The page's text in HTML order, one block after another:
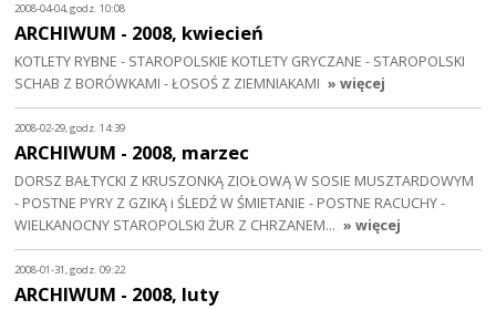
2008-04-04, godz. 10:08
ARCHIWUM - 2008, kwiecień
KOTLETY RYBNE - STAROPOLSKIE KOTLETY GRYCZANE - STAROPOLSKI
SCHAB Z BORÓWKAMI - ŁOSOŚ Z ZIEMNIAKAMI » więcej
2008-02-29, godz. 14:39
ARCHIWUM - 2008, marzec
DORSZ BAŁTYCKI Z KRUSZONKĄ ZIOŁOWĄ W SOSIE MUSZTARDOWYM
- POSTNE PYRY Z GZIKĄ i ŚLEDŹ W ŚMIETANIE - POSTNE RACUCHY -
WIELKANOCNY STAROPOLSKI ŻUR Z CHRZANEM… » więcej
2008-01-31, godz. 09:22
ARCHIWUM - 2008, luty